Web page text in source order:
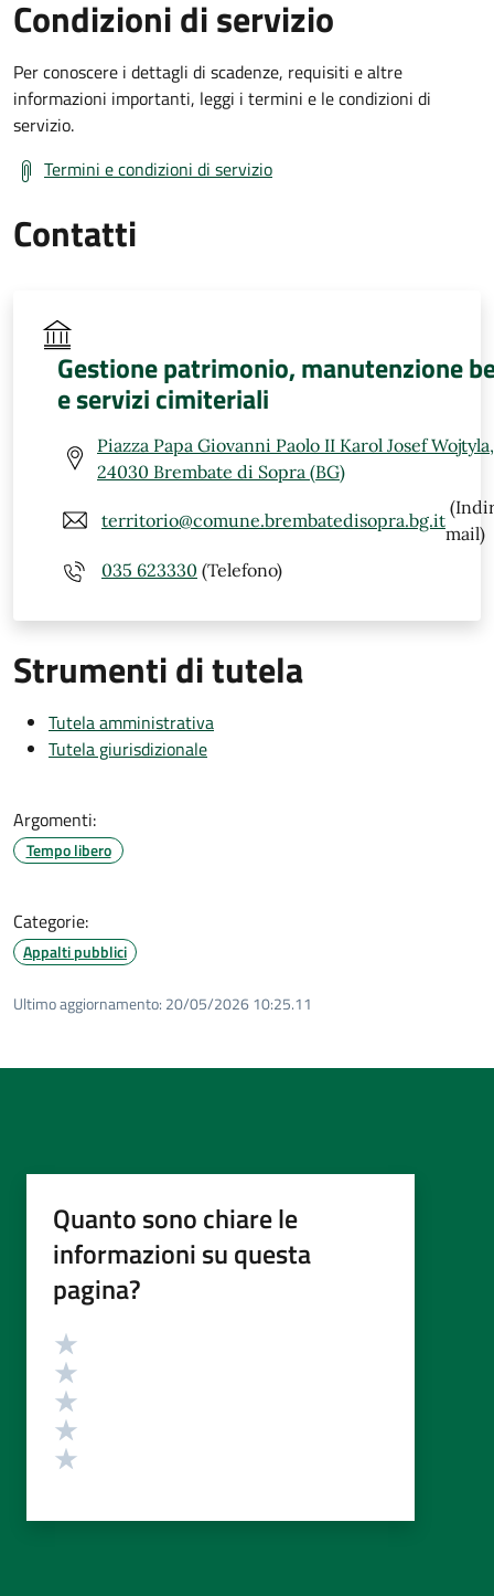
Condizioni di servizio
Per conoscere i dettagli di scadenze, requisiti e altre
informazioni importanti, leggi i termini e le condizioni di
servizio.
Termini e condizioni di servizio
Contatti
Gestione patrimonio, manutenzione
e servizi cimiteriali
Piazza Papa Giovanni Paolo II Karol Josef
24030 Brembate di Sopra (BG)
territorio@comune.brembatedisopra.bg.it
mail)
035 623330 (Telefono)
Strumenti di tutela
Tutela amministrativa
Tutela giurisdizionale
Argomenti:
Tempo libero
Categorie:
Appalti pubblici
Ultimo aggiornamento: 20/05/2026 10:25.11
Quanto sono chiare le
informazioni su questa
pagina?
Valutazione